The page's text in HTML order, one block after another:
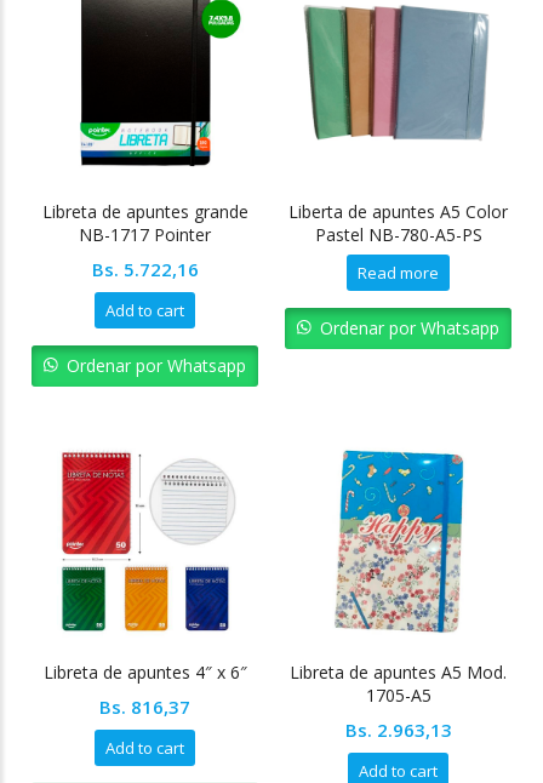
Libreta de apuntes grande
NB-1717 Pointer
Bs. 5.722,16
Add to cart
Ordenar por Whatsapp
Liberta de apuntes A5 Color
Pastel NB-780-A5-PS
Pointer
Read more
Ordenar por Whatsapp
Libreta de apuntes 4″ x 6″
Bs. 816,37
Add to cart
Libreta de apuntes A5 Mod.
1705-A5
Bs. 2.963,13
Add to cart